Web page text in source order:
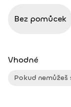
Bez pomůcek
Vhodné
Pokud